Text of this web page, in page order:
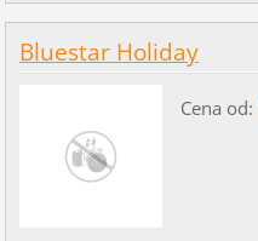
Bluestar Holiday
Cena od: